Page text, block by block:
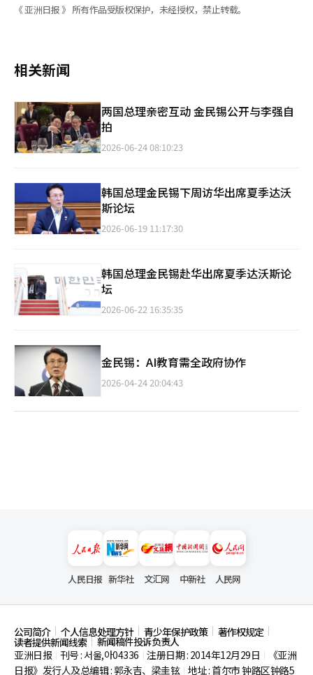
《 亚洲日报 》 所有作品受版权保护，未经授权，禁止转载。
相关新闻
两国总理亲密互动 金民锡公开与李强自
拍
2026-06-24 08:10:23
韩国总理金民锡下周访华出席夏季达沃
斯论坛
2026-06-19 11:17:30
韩国总理金民锡赴华出席夏季达沃斯论
坛
2026-06-22 16:35:35
金民锡：AI教育需全政府协作
2026-04-24 20:04:43
人民日报 新华社 文汇网 中新社 人民网
公司简介 个人信息处理方针 青少年保护政策 著作权规定
读者提供新闻线索
新闻稿件投诉负责人
亚洲日报
刊号 : 서울,아04336 注册日期 : 2014年12月29日
《亚洲
日报》发行人及总编辑 : 郭永吉、梁圭铉 地址 : 首尔市钟路区钟路5